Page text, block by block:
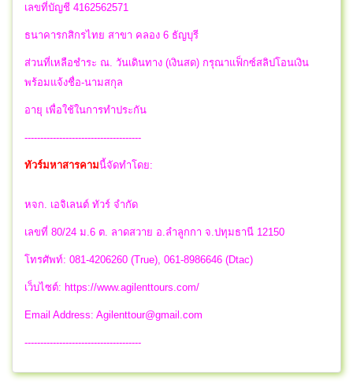
เลขที่บัญชี 4162562571
ธนาคารกสิกรไทย สาขา คลอง 6 ธัญบุรี
ส่วนที่เหลือชำระ ณ. วันเดินทาง (เงินสด) กรุณาแฟ็กซ์สลิปโอนเงิน
พร้อมแจ้งชื่อ-นามสกุล
อายุ เพื่อใช้ในการทำประกัน
-------------------------------------
ทัวร์มหาสารคามนี้จัดทำโดย:
หจก. เอจิเลนต์ ทัวร์ จำกัด
เลขที่ 80/24 ม.6 ต. ลาดสวาย อ.ลำลูกกา จ.ปทุมธานี 12150
โทรศัพท์: 081-4206260 (True), 061-8986646 (Dtac)
เว็บไซต์: https://www.agilenttours.com/
Email Address: Agilenttour@gmail.com
-------------------------------------